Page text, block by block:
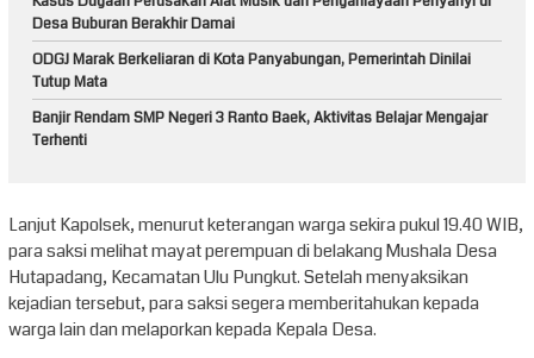
Desa Buburan Berakhir Damai
ODGJ Marak Berkeliaran di Kota Panyabungan, Pemerintah Dinilai
Tutup Mata
Banjir Rendam SMP Negeri 3 Ranto Baek, Aktivitas Belajar Mengajar
Terhenti
Lanjut Kapolsek, menurut keterangan warga sekira pukul 19.40 WIB,
para saksi melihat mayat perempuan di belakang Mushala Desa
Hutapadang, Kecamatan Ulu Pungkut. Setelah menyaksikan
kejadian tersebut, para saksi segera memberitahukan kepada
warga lain dan melaporkan kepada Kepala Desa.